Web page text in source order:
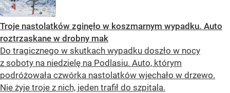
Troje nastolatków zginęło w koszmarnym wypadku. Auto
roztrzaskane w drobny mak
Do tragicznego w skutkach wypadku doszło w nocy
z soboty na niedzielę na Podlasiu. Auto, którym
podróżowała czwórka nastolatków wjechało w drzewo.
Nie żyje troje z nich, jeden trafił do szpitala.